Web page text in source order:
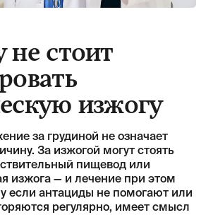
стоит
изжогу
за грудиной не означает
За изжогой могут стоять
пищевод или
изжога — и лечение при этом
если антациды не помогают или
регулярно, имеет смысл